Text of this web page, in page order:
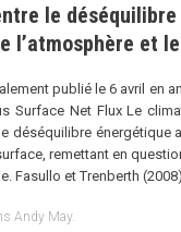
le
l’atmosphère et
publié le 6 avril en
Surface Net Flux Le
déséquilibre énergétique
remettant en
Fasullo et Trenberth
Andy May.